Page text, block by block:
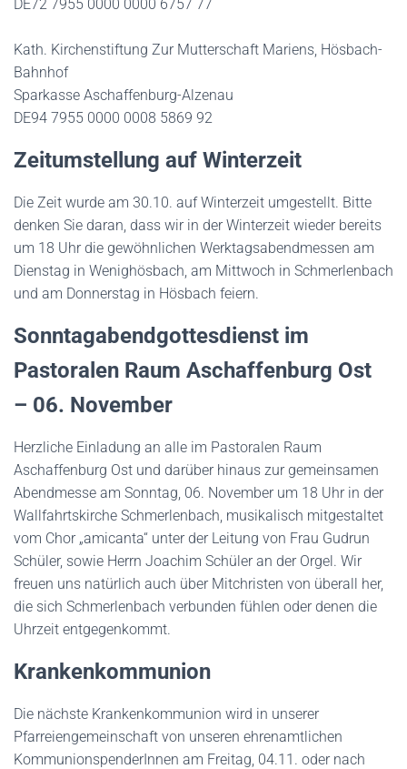
DE72 7955 0000 0000 6757 77
Kath. Kirchenstiftung Zur Mutterschaft Mariens, Hösbach-
Bahnhof
Sparkasse Aschaffenburg-Alzenau
DE94 7955 0000 0008 5869 92
Zeitumstellung auf Winterzeit
Die Zeit wurde am 30.10. auf Winterzeit umgestellt. Bitte
denken Sie daran, dass wir in der Winterzeit wieder bereits
um 18 Uhr die gewöhnlichen Werktagsabendmessen am
Dienstag in Wenighösbach, am Mittwoch in Schmerlenbach
und am Donnerstag in Hösbach feiern.
Sonntagabendgottesdienst im
Pastoralen Raum Aschaffenburg Ost
– 06. November
Herzliche Einladung an alle im Pastoralen Raum
Aschaffenburg Ost und darüber hinaus zur gemeinsamen
Abendmesse am Sonntag, 06. November um 18 Uhr in der
Wallfahrtskirche Schmerlenbach, musikalisch mitgestaltet
vom Chor „amicanta“ unter der Leitung von Frau Gudrun
Schüler, sowie Herrn Joachim Schüler an der Orgel. Wir
freuen uns natürlich auch über Mitchristen von überall her,
die sich Schmerlenbach verbunden fühlen oder denen die
Uhrzeit entgegenkommt.
Krankenkommunion
Die nächste Krankenkommunion wird in unserer
Pfarreiengemeinschaft von unseren ehrenamtlichen
KommunionspenderInnen am Freitag, 04.11. oder nach